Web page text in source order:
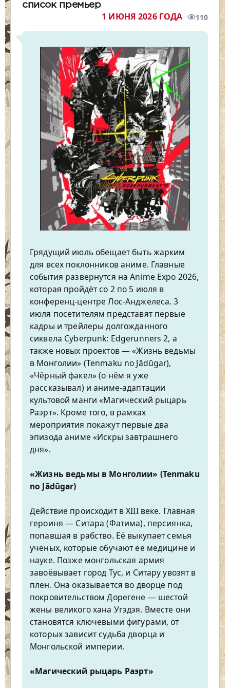
список премьер
1 ИЮНЯ 2026 ГОДА 110
Грядущий июль обещает быть жарким
для всех поклонников аниме. Главные
события развернутся на Anime Expo 2026,
которая пройдёт со 2 по 5 июля в
конференц-центре Лос-Анджелеса. 3
июля посетителям представят первые
кадры и трейлеры долгожданного
сиквела Cyberpunk: Edgerunners 2, а
также новых проектов — «Жизнь ведьмы
в Монголии» (Tenmaku no Jādūgar),
«Чёрный факел» (о нём я уже
рассказывал) и аниме-адаптации
культовой манги «Магический рыцарь
Раэрт». Кроме того, в рамках
мероприятия покажут первые два
эпизода аниме «Искры завтрашнего
дня».
«Жизнь ведьмы в Монголии» (Tenmaku
no Jādūgar)
Действие происходит в XIII веке. Главная
героиня — Ситара (Фатима), персиянка,
попавшая в рабство. Её выкупает семья
учёных, которые обучают её медицине и
науке. Позже монгольская армия
завоёвывает город Тус, и Ситару увозят в
плен. Она оказывается во дворце под
покровительством Дорегене — шестой
жены великого хана Угэдэя. Вместе они
становятся ключевыми фигурами, от
которых зависит судьба дворца и
Монгольской империи.
«Магический рыцарь Раэрт»